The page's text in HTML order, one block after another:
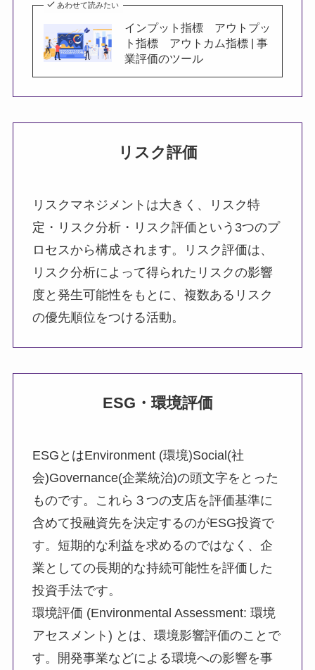
あわせて読みたい
インプット指標 アウトプッ
ト指標 アウトカム指標 | 事
業評価のツール
リスク評価
リスクマネジメントは大きく、リスク特
定・リスク分析・リスク評価という3つのプ
ロセスから構成されます。リスク評価は、
リスク分析によって得られたリスクの影響
度と発生可能性をもとに、複数あるリスク
の優先順位をつける活動。
ESG・環境評価
ESGとはEnvironment (環境)Social(社
会)Governance(企業統治)の頭文字をとった
ものです。これら３つの支店を評価基準に
含めて投融資先を決定するのがESG投資で
す。短期的な利益を求めるのではなく、企
業としての長期的な持続可能性を評価した
投資手法です。
環境評価 (Environmental Assessment: 環境
アセスメント) とは、環境影響評価のことで
す。開発事業などによる環境への影響を事